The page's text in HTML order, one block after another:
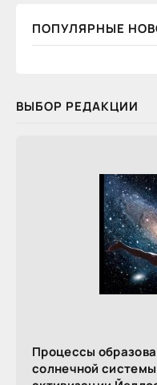
ПОПУЛЯРНЫЕ
ВЫБОР РЕДАКЦИИ
Процессы
солнечной